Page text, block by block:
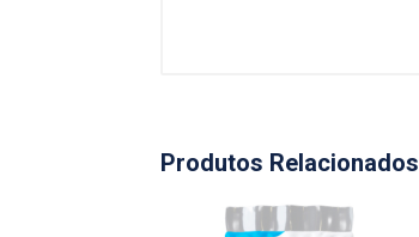
Produtos Relacionados